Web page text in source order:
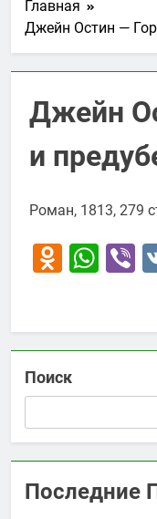
Главная
Джейн Остин —
Джейн
и
Роман, 1813, 279
Поиск
Последние